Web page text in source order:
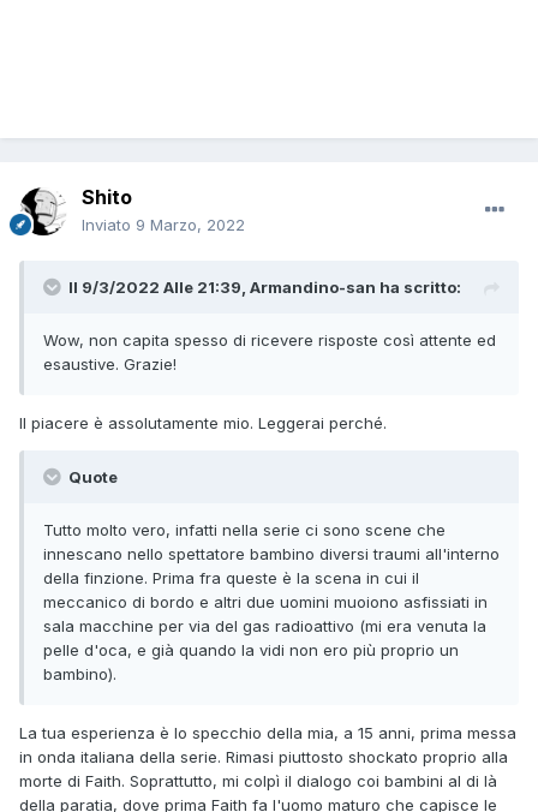
Shito
Inviato 9 Marzo, 2022
Il 9/3/2022 Alle 21:39, Armandino-san ha scritto:
Wow, non capita spesso di ricevere risposte così attente ed
esaustive. Grazie!
Il piacere è assolutamente mio. Leggerai perché.
Quote
Tutto molto vero, infatti nella serie ci sono scene che
innescano nello spettatore bambino diversi traumi all'interno
della finzione. Prima fra queste è la scena in cui il
meccanico di bordo e altri due uomini muoiono asfissiati in
sala macchine per via del gas radioattivo (mi era venuta la
pelle d'oca, e già quando la vidi non ero più proprio un
bambino).
La tua esperienza è lo specchio della mia, a 15 anni, prima messa
in onda italiana della serie. Rimasi piuttosto shockato proprio alla
morte di Faith. Soprattutto, mi colpì il dialogo coi bambini al di là
della paratia, dove prima Faith fa l'uomo maturo che capisce le